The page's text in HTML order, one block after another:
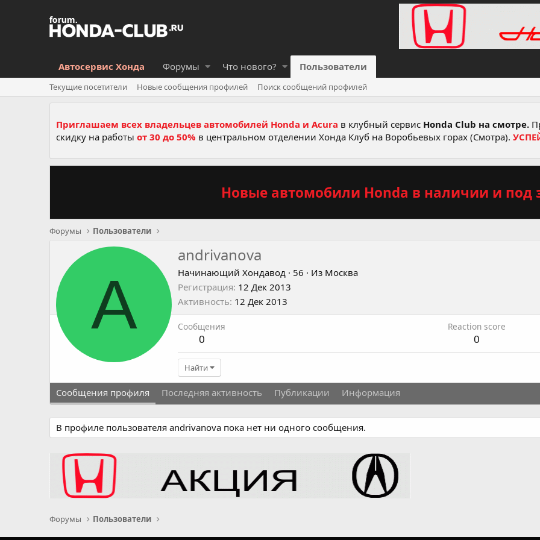
Автосервис Хонда Форумы Что нового? Пользователи
Текущие посетители Новые сообщения профилей Поиск сообщений профилей
Приглашаем всех владельцев автомобилей Honda и Acura в клубный сервис Honda Club на смотре.
скидку на работы от 30 до 50% в центральном отделении Хонда Клуб на Воробьевых горах (Смотра).
Новые автомобили Honda в наличии и под
Форумы Пользователи
A
andrivanova
Начинающий Хондавод · 56 · Из Москва
Регистрация 12 Дек 2013
Активность 12 Дек 2013
Сообщения
0
Reaction score
0
Найти
Сообщения профиля Последняя активность Публикации Информация
В профиле пользователя andrivanova пока нет ни одного сообщения.
Форумы Пользователи